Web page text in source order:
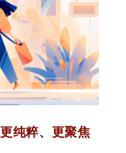
纯粹、更聚焦